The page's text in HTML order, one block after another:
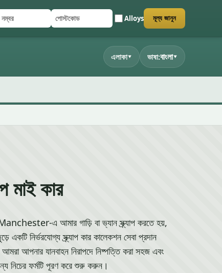
Alloys মূল্য জানুন
এলাকা▾ ভাষা:বাংলা▾
মাই কার
এ আমার গাড়ি বা ভ্যান স্ক্র্যাপ করতে হয়,
নির্ভরযোগ্য স্ক্র্যাপ কার কালেকশন সেবা প্রদান
আপনার যানবাহন নিরাপদে নিষ্পত্তি করা সহজ এবং
নিচের ফর্মটি পূরণ করে শুরু করুন।